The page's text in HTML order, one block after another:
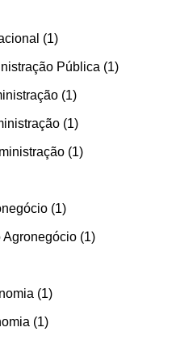
1
Pública 1
1
1
1
1
Agronegócio 1
1
1